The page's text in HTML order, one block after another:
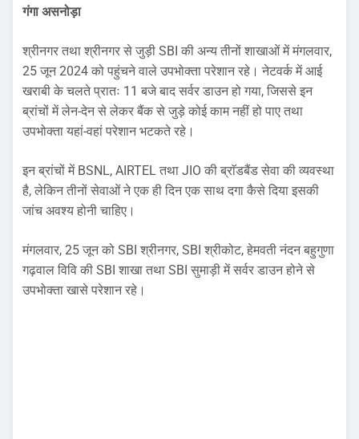
गंगा असनोड़ा
श्रीनगर तथा श्रीनगर से जुड़ी SBI की अन्य तीनों शाखाओं में मंगलवार,
25 जून 2024 को पहुंचने वाले उपभोक्ता परेशान रहे। नेटवर्क में आई
खराबी के चलते प्रातः 11 बजे बाद सर्वर डाउन हो गया, जिससे इन
ब्रांचों में लेन-देन से लेकर बैंक से जुड़े कोई काम नहीं हो पाए तथा
उपभोक्ता यहां-वहां परेशान भटकते रहे।
इन ब्रांचों में BSNL, AIRTEL तथा JIO की ब्राॅडबैंड सेवा की व्यवस्था
है, लेकिन तीनों सेवाओं ने एक ही दिन एक साथ दगा कैसे दिया इसकी
जांच अवश्य होनी चाहिए।
मंगलवार, 25 जून को SBI श्रीनगर, SBI श्रीकोट, हेमवती नंदन बहुगुणा
गढ़वाल विवि की SBI शाखा तथा SBI सुमाड़ी में सर्वर डाउन होने से
उपभोक्ता खासे परेशान रहे।